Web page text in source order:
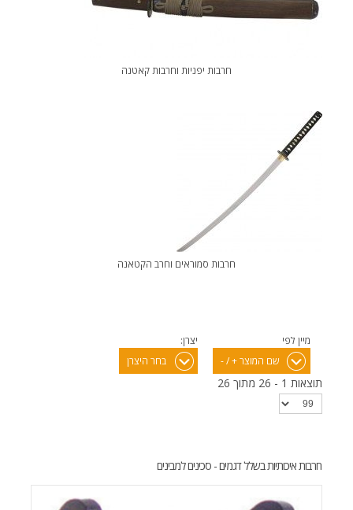
חרבות יפניות וחרבות קאטנה
חרבות סמוראים וחרב הקטאנה
מיין לפי
שם המוצר + / -
יצרן:
בחר היצרן
תוצאות 1 - 26 מתוך 26
חרבות איכותיות בשלל דגמים - סכינים למבינים